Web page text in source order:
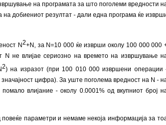
на програмата за што поголеми вредности
на добиениот резултат - дали една програма ќе
N2+N, за N=10 000 ќе изврши околу 100 000 000
не влијае сериозно на времето на извршување
2) на изразот (при 100 010 000 извршени операции
цифра). За уште поголема вредност на N -
влијание - околу 0.0001% од вкупниот број
параметри и немаме некоја информација за